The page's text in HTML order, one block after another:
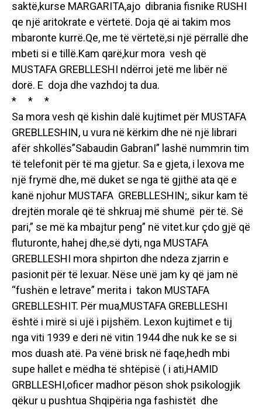
saktë,kurse MARGARITA,ajo dibrania fisnike RUSHI
qe një aritokrate e vërtetë. Doja që ai takim mos
mbaronte kurrë.Qe, me të vërtetë,si një përrallë dhe
mbeti si e tillë.Kam qarë,kur mora vesh që
MUSTAFA GREBLLESHI ndërroi jetë me libër në
dorë. E doja dhe vazhdoj ta dua.
* * *
Sa mora vesh që kishin dalë kujtimet për MUSTAFA
GREBLLESHIN, u vura në kërkim dhe në një librari
afër shkollës”Sabaudin GabranI” lashë nummrin tim
të telefonit për të ma gjetur. Sa e gjeta, i lexova me
një frymë dhe, më duket se nga të gjithë ata që e
kanë njohur MUSTAFA GREBLLESHIN;, sikur kam të
drejtën morale që të shkruaj më shumë për të. Së
pari,” se më ka mbajtur peng” në vitet.kur çdo gjë që
fluturonte, hahej dhe,së dyti, nga MUSTAFA
GREBLLESHI mora shpirton dhe ndeza zjarrin e
pasionit për të lexuar. Nëse unë jam ky që jam në
“fushën e letrave” merita i takon MUSTAFA
GREBLLESHIT. Për mua,MUSTAFA GREBLLESHI
është i mirë si ujë i pijshëm. Lexon kujtimet e tij
nga viti 1939 e deri në vitin 1944 dhe nuk ke se si
mos duash atë. Pa vënë brisk në faqe,hedh mbi
supe hallet e mëdha të shtëpisë ( i ati,HAMID
GRBLLESHI,oficer madhor pëson shok psikologjik
qëkur u pushtua Shqipëria nga fashistët dhe